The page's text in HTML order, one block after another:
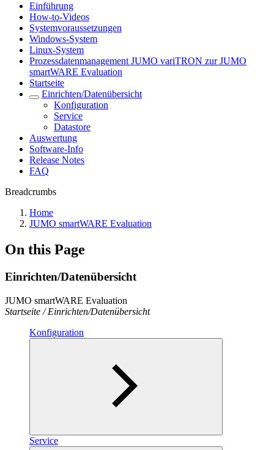
Einführung
How-to-Videos
Systemvoraussetzungen
Windows-System
Linux-System
Prozessdatenmanagement JUMO variTRON zur JUMO
smartWARE Evaluation
Startseite
Einrichten/Datenübersicht
Konfiguration
Service
Datastore
Auswertung
Software-Info
Release Notes
FAQ
Breadcrumbs
Home
JUMO smartWARE Evaluation
On this Page
Einrichten/Datenübersicht
JUMO smartWARE Evaluation
Startseite / Einrichten/Datenübersicht
Konfiguration
Service